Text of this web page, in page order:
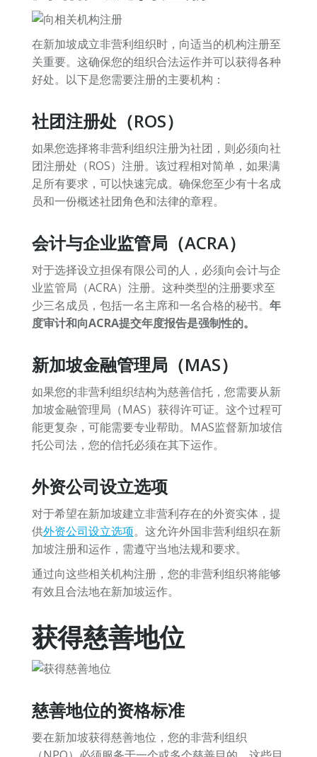
在新加坡成立非营利组织时，向适当的机构注册至
关重要。这确保您的组织合法运作并可以获得各种
好处。以下是您需要注册的主要机构：
社团注册处（ROS）
如果您选择将非营利组织注册为社团，则必须向社
团注册处（ROS）注册。该过程相对简单，如果满
足所有要求，可以快速完成。确保您至少有十名成
员和一份概述社团角色和法律的章程。
会计与企业监管局（ACRA）
对于选择设立担保有限公司的人，必须向会计与企
业监管局（ACRA）注册。这种类型的注册要求至
少三名成员，包括一名主席和一名合格的秘书。 年
度审计和向ACRA提交年度报告是强制性的。
新加坡金融管理局（MAS）
如果您的非营利组织结构为慈善信托，您需要从新
加坡金融管理局（MAS）获得许可证。这个过程可
能更复杂，可能需要专业帮助。MAS监督新加坡信
托公司法，您的信托必须在其下运作。
外资公司设立选项
对于希望在新加坡建立非营利存在的外资实体，提
供外资公司设立选项。这允许外国非营利组织在新
加坡注册和运作，需遵守当地法规和要求。
通过向这些相关机构注册，您的非营利组织将能够
有效且合法地在新加坡运作。
获得慈善地位
慈善地位的资格标准
要在新加坡获得慈善地位，您的非营利组织